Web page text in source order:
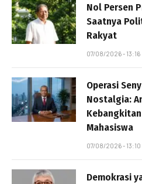
Nol Persen
Saatnya
Rakyat
07/08/2026 - 13:16
Operasi
Nostalgia:
Mahasiswa
07/08/2026 - 13:10
Demokrasi